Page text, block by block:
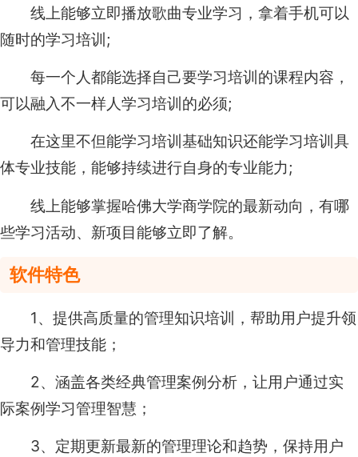
线上能够立即播放歌曲专业学习，拿着手机可以
随时的学习培训;
每一个人都能选择自己要学习培训的课程内容，
可以融入不一样人学习培训的必须;
在这里不但能学习培训基础知识还能学习培训具
体专业技能，能够持续进行自身的专业能力;
线上能够掌握哈佛大学商学院的最新动向，有哪
些学习活动、新项目能够立即了解。
软件特色
1、提供高质量的管理知识培训，帮助用户提升领
导力和管理技能；
2、涵盖各类经典管理案例分析，让用户通过实
际案例学习管理智慧；
3、定期更新最新的管理理论和趋势，保持用户